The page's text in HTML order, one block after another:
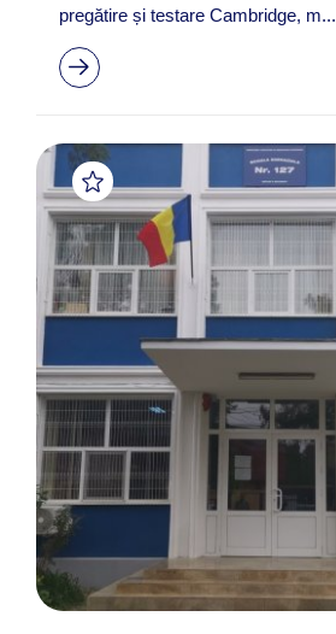
pregătire și testare Cambridge, m...